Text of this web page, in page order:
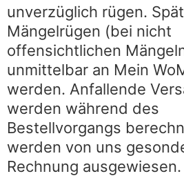
unverzüglich rügen.
Mängelrügen (bei nicht
offensichtlichen
unmittelbar an Mein
werden. Anfallende
werden während des
Bestellvorgangs
werden von uns
Rechnung ausgewiesen.